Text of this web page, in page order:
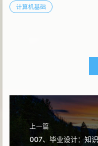
计算机基础
上一篇
007、毕业设计：知